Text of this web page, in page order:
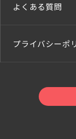
よくある質問
プライバシーポ